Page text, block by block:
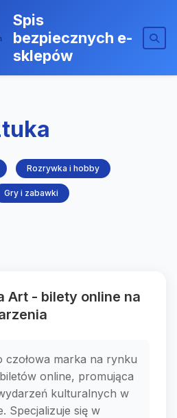
Spis
bezpiecznych e-
sklepów
Rozrywka i hobby
Gry i zabawki
Art - bilety online na
czołowa marka na rynku
online, promująca
kulturalnych w
Specjalizuje się w